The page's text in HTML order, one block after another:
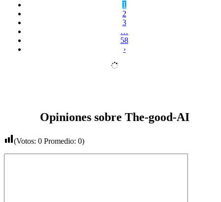
1
2
3
…
58
›
Opiniones sobre The-good-AI
(Votos: 0 Promedio: 0)